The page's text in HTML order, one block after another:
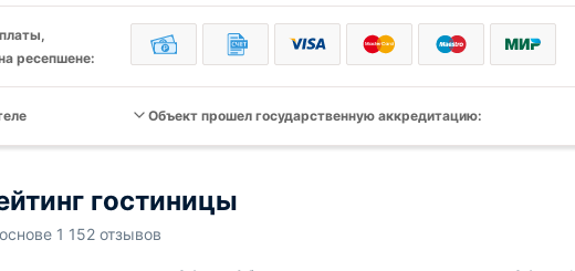
ресепшене:
Объект прошел государственную аккредитацию:
гостиницы
1 152 отзывов